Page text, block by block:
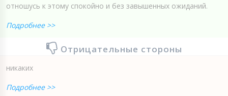
отношусь к этому спокойно и без завышенных ожиданий.
Подробнее >>
Отрицательные стороны
никаких
Подробнее >>